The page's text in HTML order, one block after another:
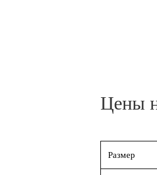
Цены
Размер